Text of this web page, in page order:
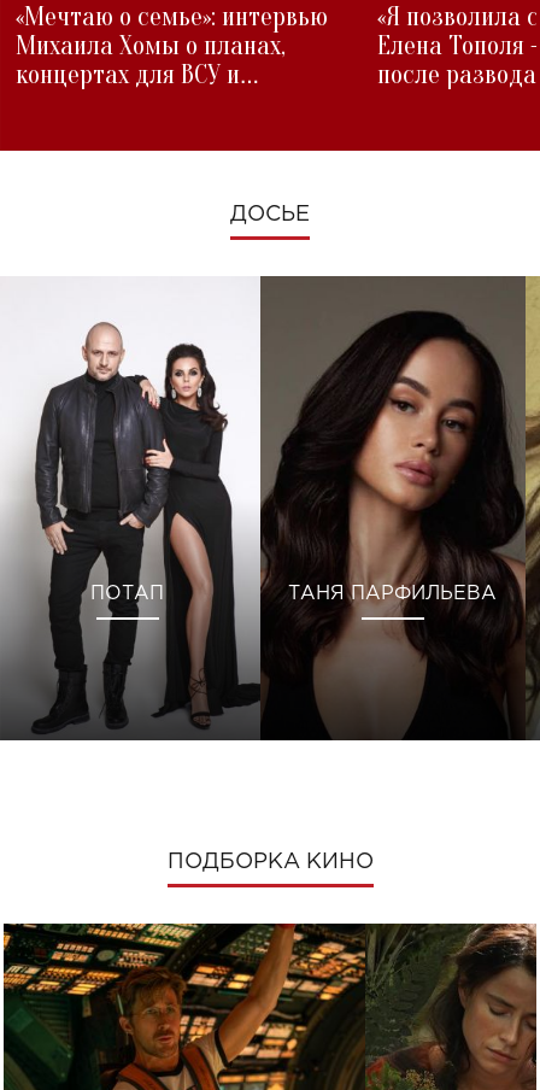
«Мечтаю о семье»: интервью
Михаила Хомы о планах,
концертах для ВСУ и
«Я позволила
Елена Тополя
после развода
ДОСЬЕ
ПОТАП ТАНЯ ПАРФИЛЬЕВА
ПОДБОРКА КИНО